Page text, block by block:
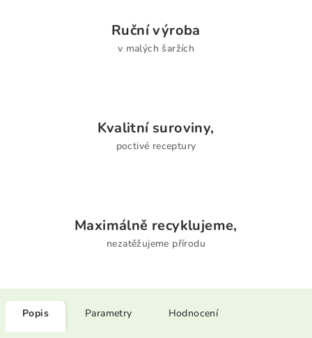
Ruční výroba
v malých šaržích
Kvalitní suroviny,
poctivé receptury
Maximálně recyklujeme,
nezatěžujeme přírodu
Popis Parametry Hodnocení